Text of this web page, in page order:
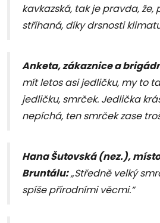
kavkazská, tak je pravda, že,
stříhaná, díky drsnosti
Anketa, zákaznice a
mít letos asi jedličku, my to
jedličku, smrček. Jedlička
nepíchá, ten smrček zase
Hana Šutovská (nez.),
Bruntálu:„Středně velký
spíše přírodními věcmi.“